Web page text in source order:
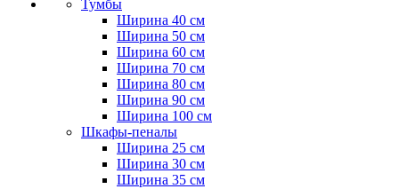
Тумбы
Ширина 40 см
Ширина 50 см
Ширина 60 см
Ширина 70 см
Ширина 80 см
Ширина 90 см
Ширина 100 см
Шкафы-пеналы
Ширина 25 см
Ширина 30 см
Ширина 35 см